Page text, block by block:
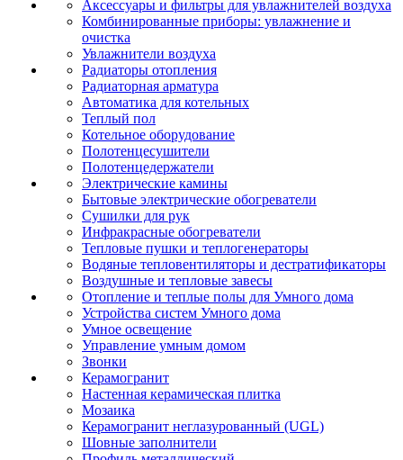
Аксессуары и фильтры для увлажнителей воздуха
Комбинированные приборы: увлажнение и
очистка
Увлажнители воздуха
Радиаторы отопления
Радиаторная арматура
Автоматика для котельных
Теплый пол
Котельное оборудование
Полотенцесушители
Полотенцедержатели
Электрические камины
Бытовые электрические обогреватели
Сушилки для рук
Инфракрасные обогреватели
Тепловые пушки и теплогенераторы
Водяные тепловентиляторы и дестратификаторы
Воздушные и тепловые завесы
Отопление и теплые полы для Умного дома
Устройства систем Умного дома
Умное освещение
Управление умным домом
Звонки
Керамогранит
Настенная керамическая плитка
Мозаика
Керамогранит неглазурованный (UGL)
Шовные заполнители